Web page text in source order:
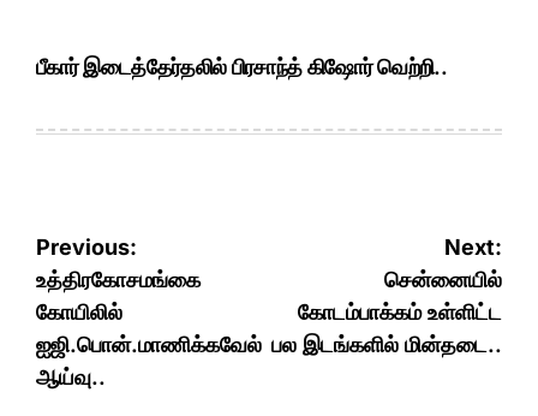
பீகார் இடைத்தேர்தலில் பிரசாந்த் கிஷோர் வெற்றி..
Post
navigation
Previous:
உத்திரகோசமங்கை
கோயிலில்
ஐஜி.பொன்.மாணிக்கவேல்
ஆய்வு..
Next:
சென்னையில்
கோடம்பாக்கம் உள்ளிட்ட
பல இடங்களில் மின்தடை..